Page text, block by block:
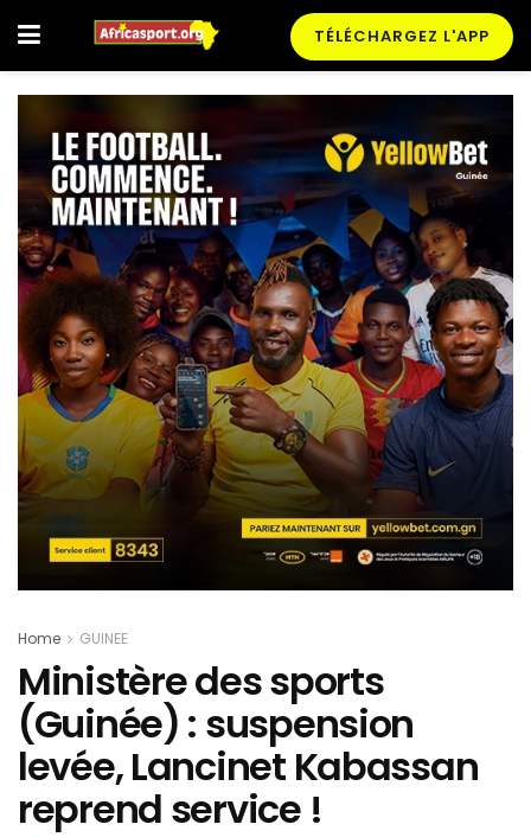
TÉLÉCHARGEZ L'APP
Home GUINEE
Ministère des sports
(Guinée) : suspension
levée, Lancinet Kabassan
reprend service !